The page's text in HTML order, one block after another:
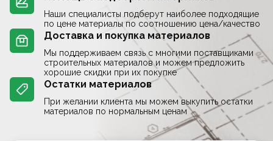
Наши специалисты подберут наиболее подходящие
по цене материалы по соотношению цена/качество
Доставка и покупка материалов
Мы поддерживаем связь с многими поставщиками
строительных материалов и можем предложить
хорошие скидки при их покупке
Остатки материалов
При желании клиента мы можем выкупить остатки
материалов по нормальным ценам